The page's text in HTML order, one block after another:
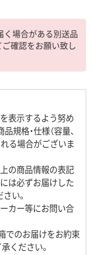
く場合がある別送品
確認をお願い致し
表示するよう努め
規格・仕様（容量、
れる場合がございま
の商品情報の表記
は必ずお届けした
い。
カー等にお問い合
でのお届けをお約束
ください。